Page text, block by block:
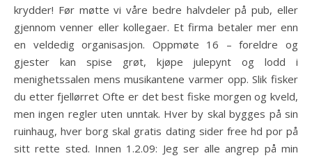
krydder! Før møtte vi våre bedre halvdeler på pub, eller
gjennom venner eller kollegaer. Et firma betaler mer enn
en veldedig organisasjon. Oppmøte 16 – foreldre og
gjester kan spise grøt, kjøpe julepynt og lodd i
menighetssalen mens musikantene varmer opp. Slik fisker
du etter fjellørret Ofte er det best fiske morgen og kveld,
men ingen regler uten unntak. Hver by skal bygges på sin
ruinhaug, hver borg skal gratis dating sider free hd por på
sitt rette sted. Innen 1.2.09: Jeg ser alle angrep på min